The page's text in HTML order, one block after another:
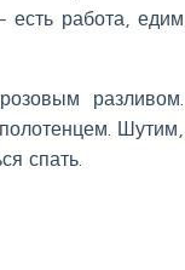
есть работа, едим
разливом.
Шутим,
спать.